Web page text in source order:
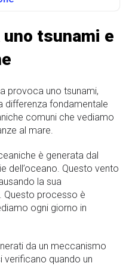
tsunami e
provoca uno tsunami,
differenza fondamentale
comuni che vediamo
al mare.
è generata dal
dell’oceano. Questo vento
la sua
Questo processo è
ogni giorno in
da un meccanismo
verificano quando un